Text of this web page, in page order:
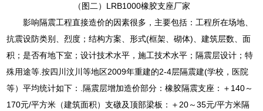
（图二）LRB1000橡胶支座厂家
影响隔震工程直接造价的因素很多，主要包括：工程所在场地、
抗震设防类别、烈度；结构方案、形式(框架、砌体)、建筑层数、面
积；是否有地下室；设计技术水平，施工技术水平；隔震层设计；特
殊用途等.按四川汶川等地区2009年重建的2-4层隔震建(学校，医院
等）平均统计如下：.隔震层增加造价部分：橡胶隔震支座：＋140～
170元/平方米（建筑面积）支礅及顶部梁板：＋20～35元/平方米隔